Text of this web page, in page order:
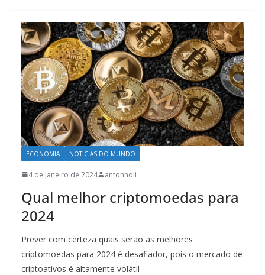
ECONOMIA NOTICIAS DO MUNDO
4 de janeiro de 2024 antonholi
Qual melhor criptomoedas para
2024
Prever com certeza quais serão as melhores
criptomoedas para 2024 é desafiador, pois o mercado de
criptoativos é altamente volátil